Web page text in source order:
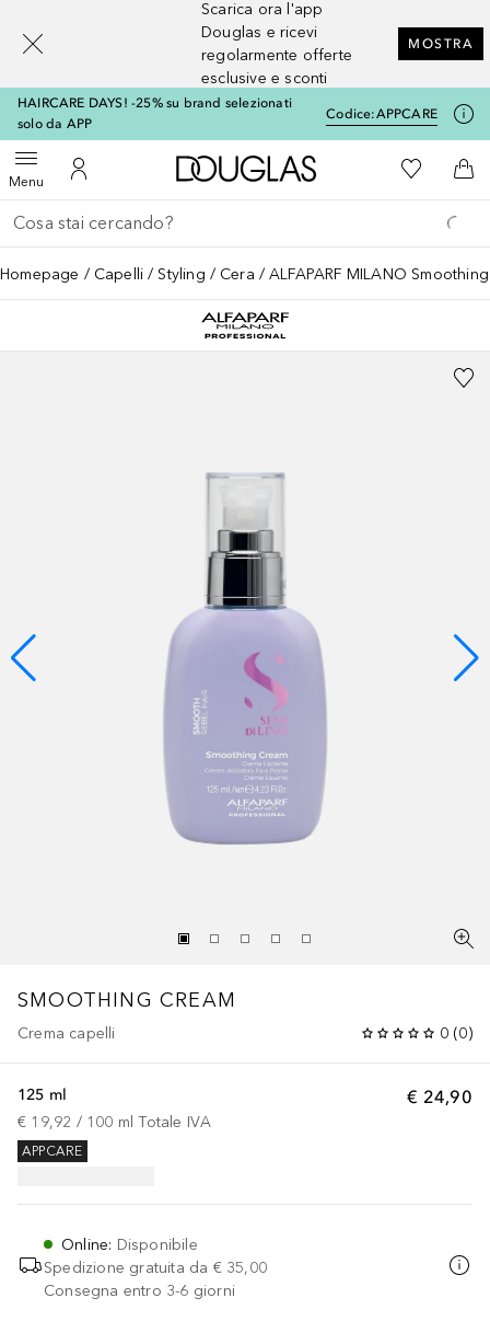
Scarica ora l'app
Douglas e ricevi
regolarmente offerte
esclusive e sconti
MOSTRA
HAIRCARE DAYS! -25% su brand selezionati
solo da APP
Codice:APPCARE
MenuApri menuAl Mio Account
A Douglas HomeAlla Mia
Al
Torna indietro
Esegui ricerca
Homepage Capelli Styling Cera ALFAPARF MILANO
SMOOTHING CREAM
Crema capelli 0 (0)
€ 24,90
125 ml
€ 19,92 / 100 ml Totale IVA
APPCARE
Online: Disponibile
Spedizione gratuita da € 35,00
Consegna entro 3-6 giorni
[navigation.slideout.screenreader]